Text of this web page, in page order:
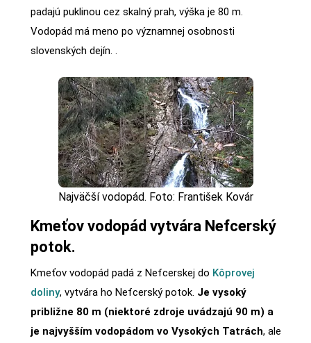
padajú puklinou cez skalný prah, výška je 80 m.
Vodopád má meno po významnej osobnosti
slovenských dejín. .
Najväčší vodopád. Foto: František Kovár
Kmeťov vodopád vytvára Nefcerský
potok.
Kmeťov vodopád padá z Nefcerskej do Kôprovej
doliny, vytvára ho Nefcerský potok. Je vysoký
približne 80 m (niektoré zdroje uvádzajú 90 m) a
je najvyšším vodopádom vo Vysokých Tatrách, ale